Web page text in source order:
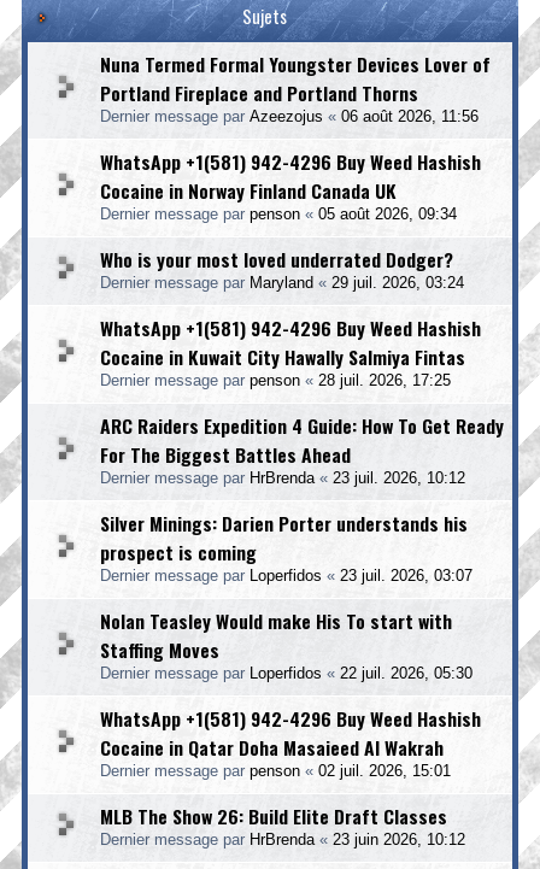
Sujets
Nuna Termed Formal Youngster Devices Lover of
Portland Fireplace and Portland Thorns
Dernier message par Azeezojus « 06 août 2026, 11:56
WhatsApp +1(581) 942-4296 Buy Weed Hashish
Cocaine in Norway Finland Canada UK
Dernier message par penson « 05 août 2026, 09:34
Who is your most loved underrated Dodger?
Dernier message par Maryland « 29 juil. 2026, 03:24
WhatsApp +1(581) 942-4296 Buy Weed Hashish
Cocaine in Kuwait City Hawally Salmiya Fintas
Dernier message par penson « 28 juil. 2026, 17:25
ARC Raiders Expedition 4 Guide: How To Get Ready
For The Biggest Battles Ahead
Dernier message par HrBrenda« 23 juil. 2026, 10:12
Silver Minings: Darien Porter understands his
prospect is coming
Dernier message par Loperfidos « 23 juil. 2026, 03:07
Nolan Teasley Would make His To start with
Staffing Moves
Dernier message par Loperfidos « 22 juil. 2026, 05:30
WhatsApp +1(581) 942-4296 Buy Weed Hashish
Cocaine in Qatar Doha Masaieed Al Wakrah
Dernier message par penson « 02 juil. 2026, 15:01
MLB The Show 26: Build Elite Draft Classes
Dernier message par HrBrenda« 23 juin 2026, 10:12